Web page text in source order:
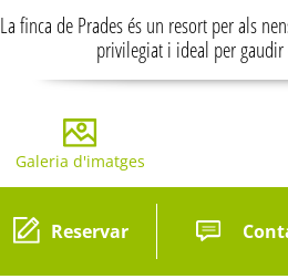
La finca de Prades és un resort per als
privilegiat i ideal per
Galeria d'imatges
Reservar